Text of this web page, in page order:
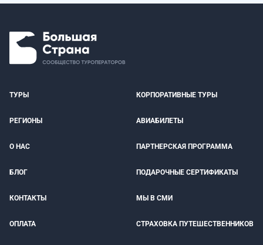
ТУРЫ КОРПОРАТИВНЫЕ ТУРЫ
РЕГИОНЫ АВИАБИЛЕТЫ
О НАС ПАРТНЕРСКАЯ ПРОГРАММА
БЛОГ ПОДАРОЧНЫЕ СЕРТИФИКАТЫ
КОНТАКТЫ МЫ В СМИ
ОПЛАТА СТРАХОВКА ПУТЕШЕСТВЕННИКОВ